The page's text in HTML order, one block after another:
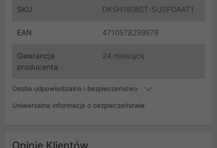
SKU DKSH1808ST-SUSPDAAT1
EAN 4710578299978
Gwarancja
producenta
24 miesiące
Osoba odpowiedzialna i bezpieczeństwo
Uniwersalna informacja o bezpieczeństwie
Opinie Klientów